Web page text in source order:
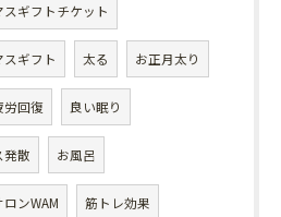
スギフトチケット
スギフト 太る お正月太り
労回復 良い眠り
発散 お風呂
ンWAM 筋トレ効果